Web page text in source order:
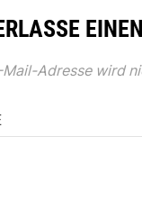
Mail-Adresse wird